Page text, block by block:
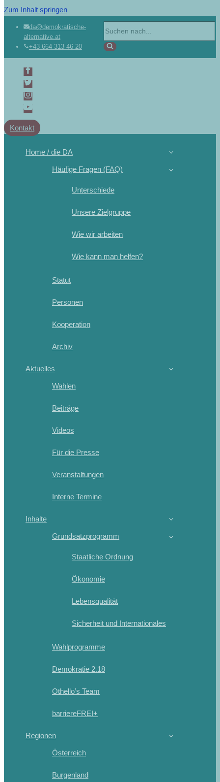
Zum Inhalt springen
da@demokratische-
alternative.at
+43 664 313 46 20
Kontakt
Home / die DA
Häufige Fragen (FAQ)
Unterschiede
Unsere Zielgruppe
Wie wir arbeiten
Wie kann man helfen?
Statut
Personen
Kooperation
Archiv
Aktuelles
Wahlen
Beiträge
Videos
Für die Presse
Veranstaltungen
Interne Termine
Inhalte
Grundsatzprogramm
Staatliche Ordnung
Ökonomie
Lebensqualität
Sicherheit und Internationales
Wahlprogramme
Demokratie 2.18
Othello’s Team
barriereFREI+
Regionen
Österreich
Burgenland